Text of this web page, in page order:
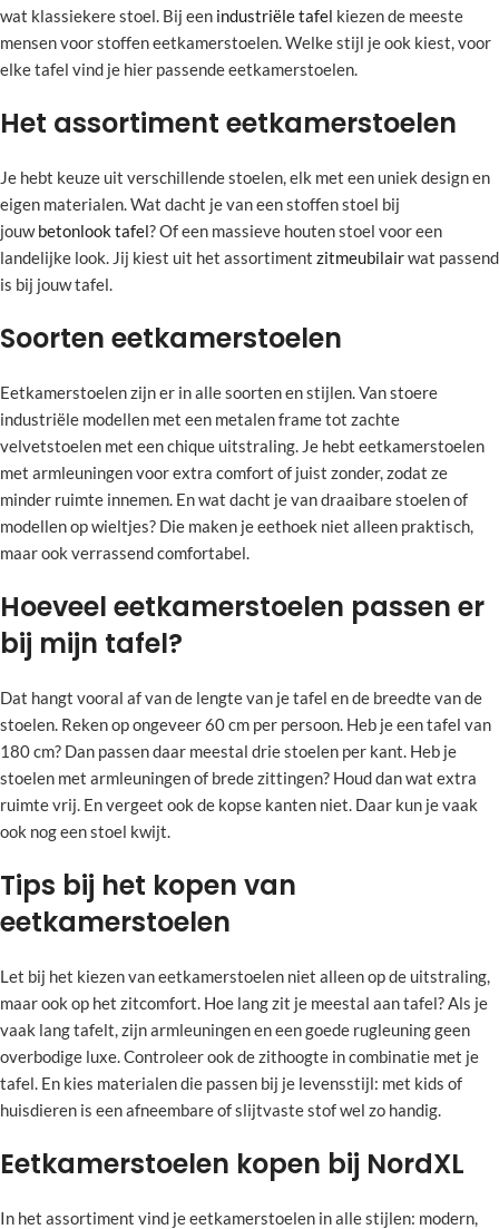
wat klassiekere stoel. Bij een industriële tafel kiezen de meeste
mensen voor stoffen eetkamerstoelen. Welke stijl je ook kiest, voor
elke tafel vind je hier passende eetkamerstoelen.
Het assortiment eetkamerstoelen
Je hebt keuze uit verschillende stoelen, elk met een uniek design en
eigen materialen. Wat dacht je van een stoffen stoel bij
jouwbetonlook tafel? Of een massieve houten stoel voor een
landelijke look. Jij kiest uit het assortiment zitmeubilairwat passend
is bij jouw tafel.
Soorten eetkamerstoelen
Eetkamerstoelen zijn er in alle soorten en stijlen. Van stoere
industriële modellen met een metalen frame tot zachte
velvetstoelen met een chique uitstraling. Je hebt eetkamerstoelen
met armleuningen voor extra comfort of juist zonder, zodat ze
minder ruimte innemen. En wat dacht je van draaibare stoelen of
modellen op wieltjes? Die maken je eethoek niet alleen praktisch,
maar ook verrassend comfortabel.
Hoeveel eetkamerstoelen passen er
bij mijn tafel?
Dat hangt vooral af van de lengte van je tafel en de breedte van de
stoelen. Reken op ongeveer 60 cm per persoon. Heb je een tafel van
180 cm? Dan passen daar meestal drie stoelen per kant. Heb je
stoelen met armleuningen of brede zittingen? Houd dan wat extra
ruimte vrij. En vergeet ook de kopse kanten niet. Daar kun je vaak
ook nog een stoel kwijt.
Tips bij het kopen van
eetkamerstoelen
Let bij het kiezen van eetkamerstoelen niet alleen op de uitstraling,
maar ook op het zitcomfort. Hoe lang zit je meestal aan tafel? Als je
vaak lang tafelt, zijn armleuningen en een goede rugleuning geen
overbodige luxe. Controleer ook de zithoogte in combinatie met je
tafel. En kies materialen die passen bij je levensstijl: met kids of
huisdieren is een afneembare of slijtvaste stof wel zo handig.
Eetkamerstoelen kopen bij NordXL
In het assortiment vind je eetkamerstoelen in alle stijlen: modern,